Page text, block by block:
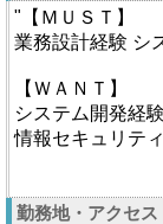
"【ＭＵＳＴ】
業務設計経験 シ
【ＷＡＮＴ】
システム開発経
情報セキュリテ
勤務地・アクセス